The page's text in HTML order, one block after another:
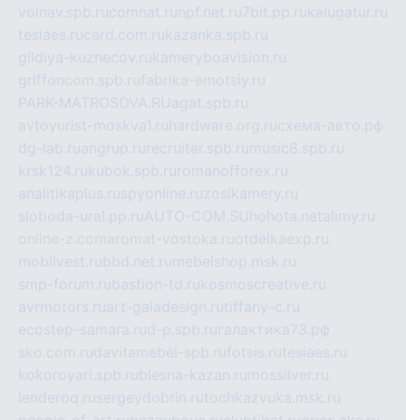
volnav.spb.rucomnat.ru npf.net.ru7bit.pp.rukalugatur.ru
tesiaes.rucard.com.rukazanka.spb.ru
gildiya-kuznecov.rukameryboavision.ru
griffoncom.spb.rufabrika-emotsiy.ru
PARK-MATROSOVA.RUagat.spb.ru
avtoyurist-moskva1.ru hardware.org.ruсхема-авто.рф
dg-lab.ruangrup.ru recruiter.spb.ru music8.spb.ru
krsk124.rukubok.spb.ru romanofforex.ru
analitikaplus.ruspyonline.ruzosikamery.ru
sloboda-ural.pp.ruAUTO-COM.SU hohota.netalimy.ru
online-z.comaromat-vostoka.ruotdelkaexp.ru
mobilvest.rubbd.net.ru mebelshop.msk.ru
smp-forum.rubastion-td.rukosmoscreative.ru
avrmotors.ruart-galadesign.rutiffany-c.ru
ecostep-samara.rud-p.spb.ru галактика73.рф
sko.com.rudavitamebel-spb.rufotsis.rutesiaes.ru
kokoroyari.spb.rublesna-kazan.ru mossilver.ru
lenderoq.rusergeydobrin.rutochkazvuka.msk.ru